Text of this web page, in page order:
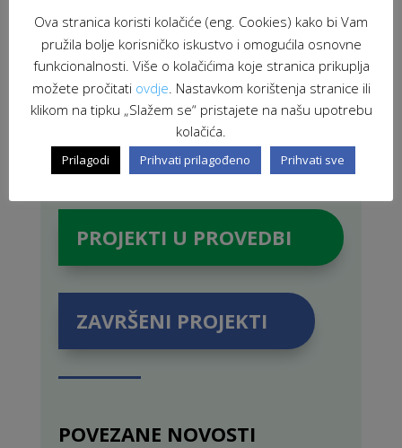
PROJEKTI U PROVEDBI
ZAVRŠENI PROJEKTI
POVEZANE NOVOSTI
Ova stranica koristi kolačiće (eng. Cookies) kako bi Vam
pružila bolje korisničko iskustvo i omogućila osnovne
funkcionalnosti. Više o kolačićima koje stranica prikuplja
možete pročitati ovdje . Nastavkom korištenja stranice ili
klikom na tipku „Slažem se“ pristajete na našu upotrebu
kolačića.
Prilagodi Prihvati prilagođeno Prihvati sve